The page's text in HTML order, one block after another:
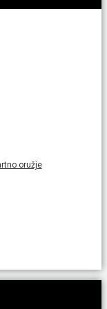
oružje